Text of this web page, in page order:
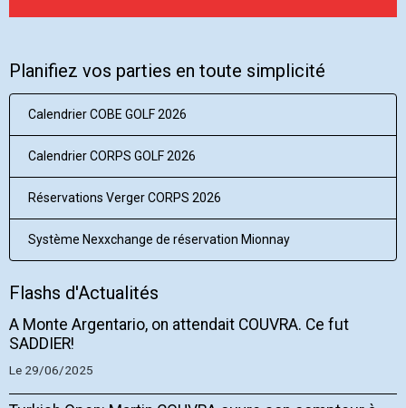
Planifiez vos parties en toute simplicité
Calendrier COBE GOLF 2026
Calendrier CORPS GOLF 2026
Réservations Verger CORPS 2026
Système Nexxchange de réservation Mionnay
Flashs d'Actualités
A Monte Argentario, on attendait COUVRA. Ce fut
SADDIER!
Le 29/06/2025